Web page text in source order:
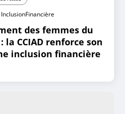
InclusionFinancière
des femmes du
CCIAD renforce son
inclusion financière